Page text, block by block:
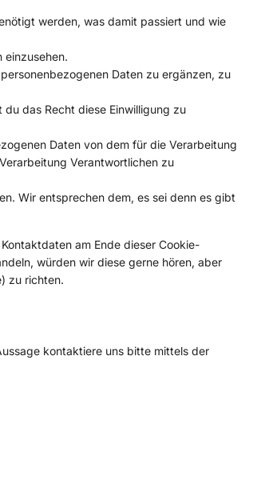
werden, was damit passiert und wie
einzusehen.
Daten zu ergänzen, zu
das Recht diese Einwilligung zu
Daten von dem für die Verarbeitung
Verantwortlichen zu
Wir entsprechen dem, es sei denn es gibt
am Ende dieser Cookie-
würden wir diese gerne hören, aber
zu richten.
kontaktiere uns bitte mittels der